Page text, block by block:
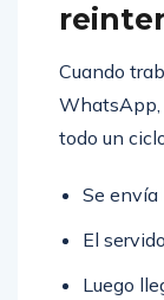
Cuando
WhatsApp,
todo un
Se
El
Luego